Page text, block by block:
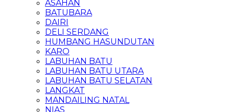
ASAHAN
BATUBARA
DAIRI
DELI SERDANG
HUMBANG HASUNDUTAN
KARO
LABUHAN BATU
LABUHAN BATU UTARA
LABUHAN BATU SELATAN
LANGKAT
MANDAILING NATAL
NIAS